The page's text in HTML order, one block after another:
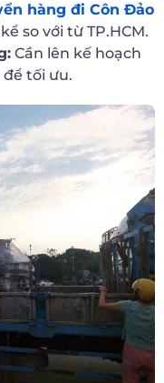
hàng đi Côn Đảo
so với từ TP.HCM.
Cần lên kế hoạch
tối ưu.